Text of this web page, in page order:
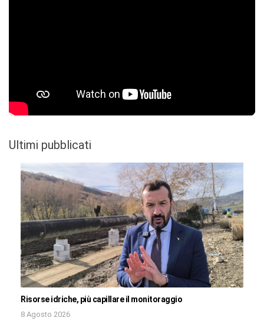
Ultimi pubblicati
Risorse idriche, più capillare il monitoraggio
8 Agosto 2026